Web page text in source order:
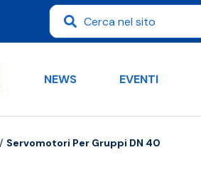
NEWS EVENTI
Servomotori Per Gruppi DN 40